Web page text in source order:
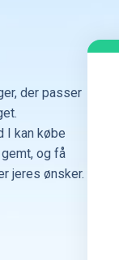
der passer
I kan købe
og få
jeres ønsker.